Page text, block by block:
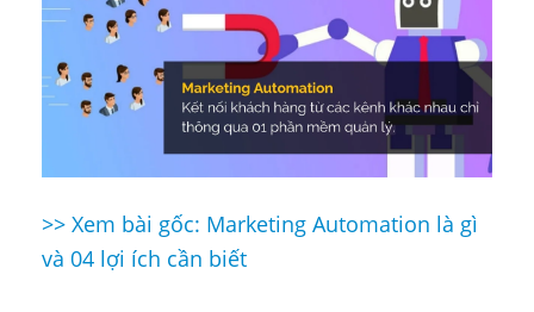
Điều
hướng
>> Xem bài gốc: Marketing Automation là gì
và 04 lợi ích cần biết